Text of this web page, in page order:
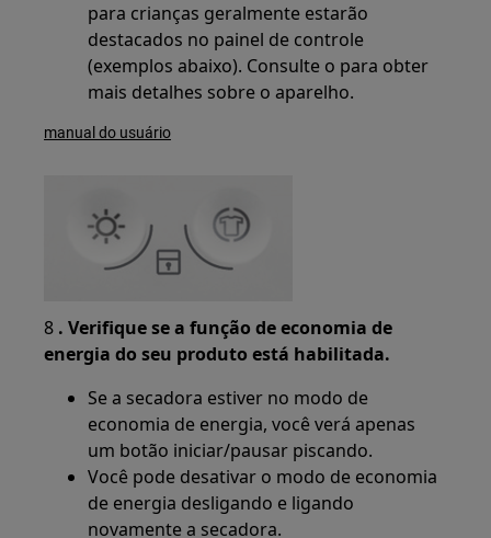
para crianças geralmente estarão
destacados no painel de controle
(exemplos abaixo). Consulte o para obter
mais detalhes sobre o aparelho.
manual do usuário
8 . Verifique se a função de economia de
energia do seu produto está habilitada.
Se a secadora estiver no modo de
economia de energia, você verá apenas
um botão iniciar/pausar piscando.
Você pode desativar o modo de economia
de energia desligando e ligando
novamente a secadora.